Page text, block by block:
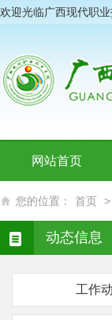
欢迎光临广西现代职
网站首页
您的位置： 首页 >
动态信息
工作